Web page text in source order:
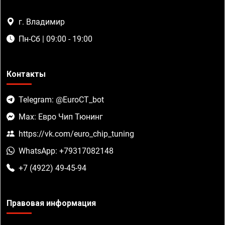
г. Владимир
Пн-Сб | 09:00 - 19:00
Контакты
Telegram: @EuroCT_bot
Max: Евро Чип Тюнинг
https://vk.com/euro_chip_tuning
WhatsApp: +79317082148
+7 (4922) 49-45-94
Правовая информация